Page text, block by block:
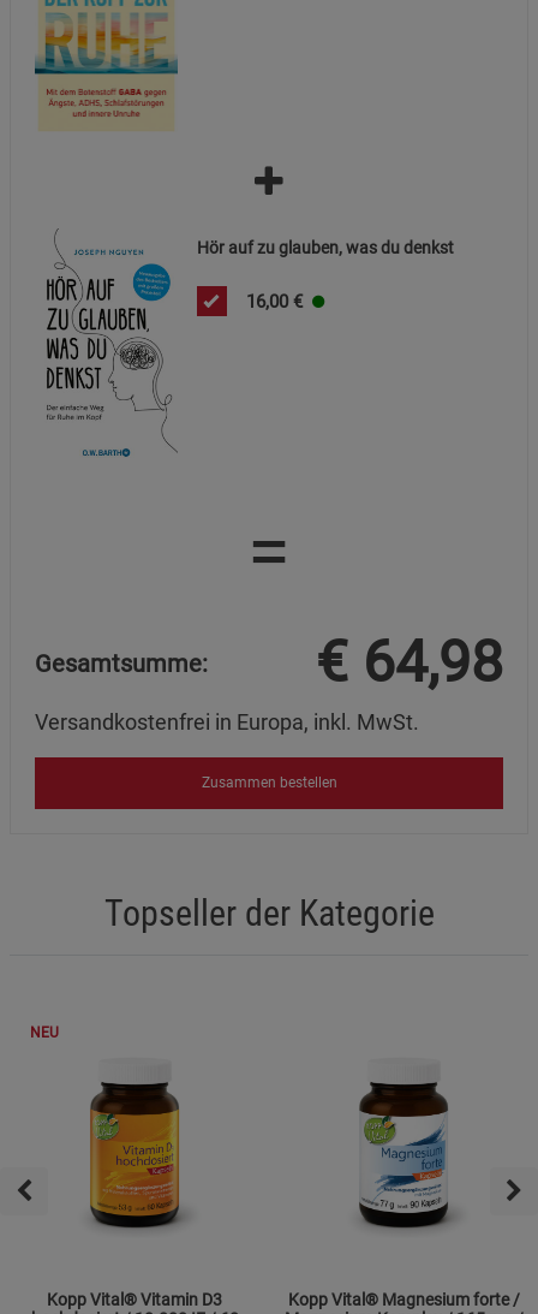
Hör auf zu glauben, was du denkst
16,00 €
=
Gesamtsumme: € 64,98
Versandkostenfrei in Europa, inkl. MwSt.
Zusammen bestellen
Topseller der Kategorie
NEU
Kopp Vital® Vitamin D3
Kopp Vital® Magnesium forte /